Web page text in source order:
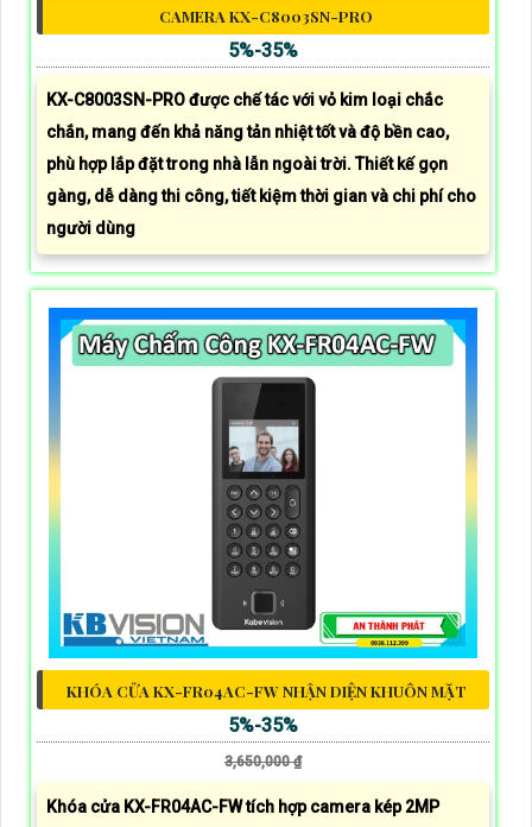
CAMERA KX-C8003SN-PRO
5%-35%
KX-C8003SN-PRO được chế tác với vỏ kim loại chắc
chắn, mang đến khả năng tản nhiệt tốt và độ bền cao,
phù hợp lắp đặt trong nhà lẫn ngoài trời. Thiết kế gọn
gàng, dễ dàng thi công, tiết kiệm thời gian và chi phí cho
người dùng
KHÓA CỬA KX-FR04AC-FW NHẬN DIỆN KHUÔN MẶT
5%-35%
3,650,000 ₫
Khóa cửa KX-FR04AC-FW tích hợp camera kép 2MP